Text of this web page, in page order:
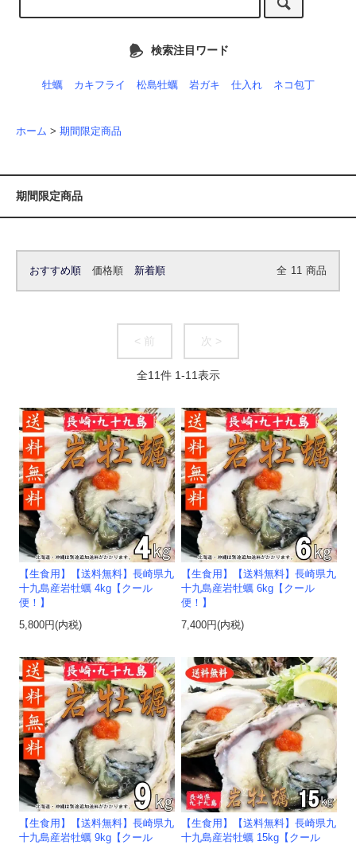
検索注目ワード
牡蠣 カキフライ 松島牡蠣 岩ガキ 仕入れ ネコ包丁
ホーム > 期間限定商品
期間限定商品
おすすめ順 価格順 新着順 全 11 商品
< 前 次 >
全11件 1-11表示
【生食用】【送料無料】長崎県九
十九島産岩牡蠣 4kg【クール
便！】
5,800円(内税)
【生食用】【送料無料】長崎県九
十九島産岩牡蠣 6kg【クール
便！】
7,400円(内税)
【生食用】【送料無料】長崎県九
十九島産岩牡蠣 9kg【クール
【生食用】【送料無料】長崎県九
十九島産岩牡蠣 15kg【クール